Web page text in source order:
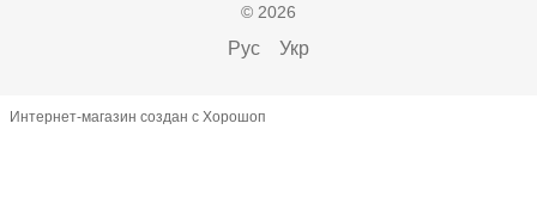
© 2026
Рус Укр
Интернет-магазин создан с Хорошоп